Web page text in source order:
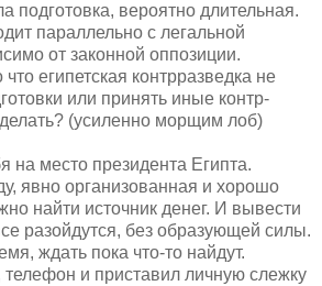
подготовка, вероятно длительная.
параллельно с легальной
от законной оппозиции.
что египетская контрразведка не
или принять иные контр-
(усиленно морщим лоб)
на место президента Египта.
явно организованная и хорошо
найти источник денег. И вывести
разойдутся, без образующей силы.
ждать пока что-то найдут.
телефон и приставил личную слежку